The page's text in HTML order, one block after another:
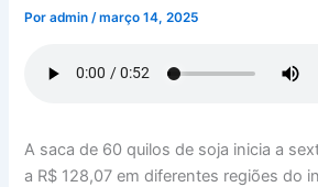
Poradmin/março 14, 2025
A saca de 60 quilos de soja inicia a
a R$ 128,07 em diferentes regiões do